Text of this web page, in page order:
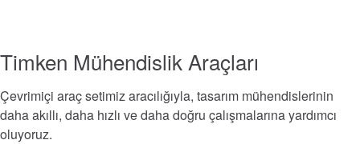
Piyasalar
Demiryolu
Timken Mühendislik Araçları
Çevrimiçi araç setimiz aracılığıyla, tasarım mühendislerinin
daha akıllı, daha hızlı ve daha doğru çalışmalarına yardımcı
oluyoruz.